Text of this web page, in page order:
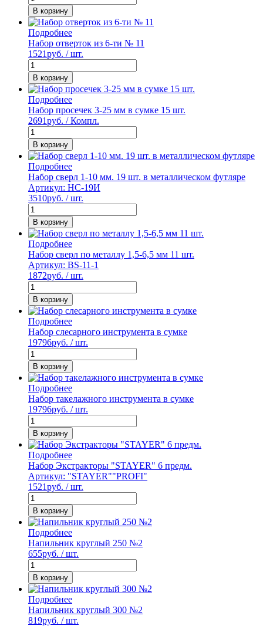
В корзину
Подробнее
Набор отверток из 6-ти № 11
1521руб. / шт.
В корзину
Подробнее
Набор просечек 3-25 мм в сумке 15 шт.
2691руб. / Компл.
В корзину
Подробнее
Набор сверл 1-10 мм. 19 шт. в металлическом футляре
Артикул: НС-19И
3510руб. / шт.
В корзину
Подробнее
Набор сверл по металлу 1,5-6,5 мм 11 шт.
Артикул: BS-11-1
1872руб. / шт.
В корзину
Подробнее
Набор слесарного инструмента в сумке
19796руб. / шт.
В корзину
Подробнее
Набор такелажного инструмента в сумке
19796руб. / шт.
В корзину
Подробнее
Набор Экстракторы "STAYER" 6 предм.
Артикул: "STAYER""PROFI"
1521руб. / шт.
В корзину
Подробнее
Напильник круглый 250 №2
655руб. / шт.
В корзину
Подробнее
Напильник круглый 300 №2
819руб. / шт.